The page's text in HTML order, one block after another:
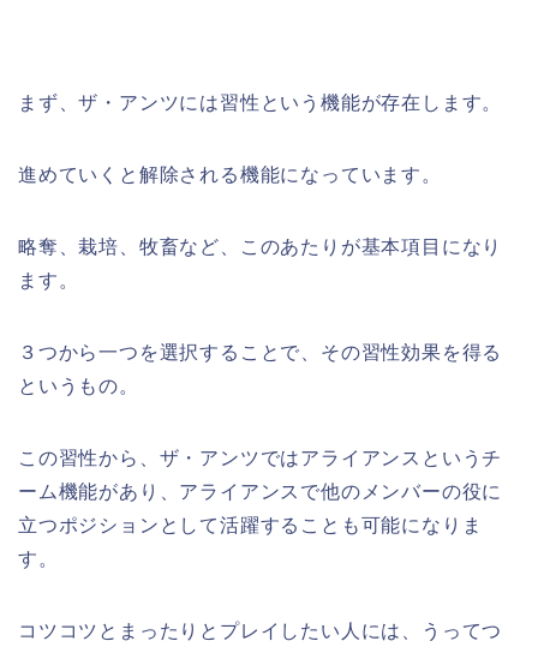
まず、ザ・アンツには習性という機能が存在します。
進めていくと解除される機能になっています。
略奪、栽培、牧畜など、このあたりが基本項目になり
ます。
３つから一つを選択することで、その習性効果を得る
というもの。
この習性から、ザ・アンツではアライアンスというチ
ーム機能があり、アライアンスで他のメンバーの役に
立つポジションとして活躍することも可能になりま
す。
コツコツとまったりとプレイしたい人には、うってつ